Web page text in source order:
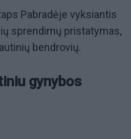
Pabradėje vyksiantis
sprendimų pristatymas,
bendrovių.
gynybos